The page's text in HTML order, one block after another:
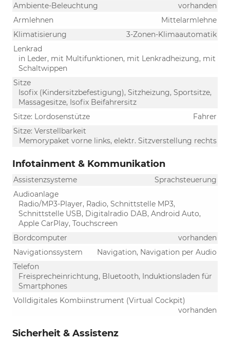
Ambiente-Beleuchtung
vorhanden
Armlehnen
Mittelarmlehne
Klimatisierung
3-Zonen-Klimaautomatik
Lenkrad
in Leder, mit Multifunktionen, mit Lenkradheizung, mit
Schaltwippen
Sitze
Isofix (Kindersitzbefestigung), Sitzheizung, Sportsitze,
Massagesitze, Isofix Beifahrersitz
Sitze: Lordosenstütze
Fahrer
Sitze: Verstellbarkeit
Memorypaket vorne links, elektr. Sitzverstellung rechts
Infotainment & Kommunikation
Assistenzsysteme
Sprachsteuerung
Audioanlage
Radio/MP3-Player, Radio, Schnittstelle MP3,
Schnittstelle USB, Digitalradio DAB, Android Auto,
Apple CarPlay, Touchscreen
Bordcomputer
vorhanden
Navigationssystem
Navigation, Navigation per Audio
Telefon
Freisprecheinrichtung, Bluetooth, Induktionsladen für
Smartphones
Volldigitales Kombiinstrument (Virtual Cockpit)
vorhanden
Sicherheit & Assistenz